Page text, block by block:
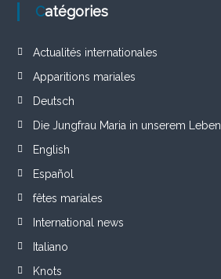
Catégories
Actualités internationales
Apparitions mariales
Deutsch
Die Jungfrau Maria in unserem Leben
English
Español
fêtes mariales
International news
Italiano
Knots